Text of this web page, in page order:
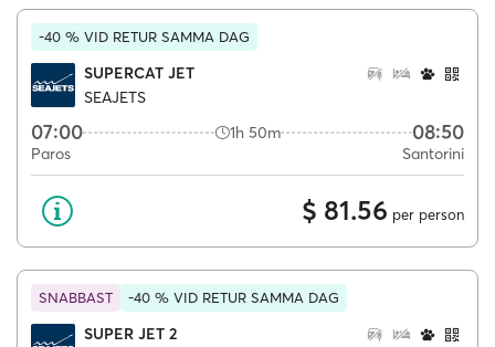
-40 % VID RETUR SAMMA DAG
SUPERCAT JET
SEAJETS
07:00 1h 50m 08:50
Paros Santorini
$ 81.56 per person
SNABBAST -40 % VID RETUR SAMMA DAG
SUPER JET 2